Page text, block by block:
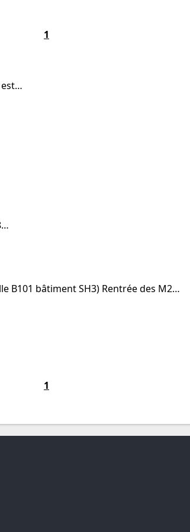
1
est…
B101 bâtiment SH3) Rentrée des M2…
1